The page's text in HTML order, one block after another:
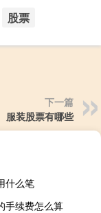
股票
下一篇
服装股票有哪些
什么笔
手续费怎么算